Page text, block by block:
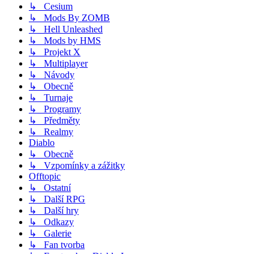
↳ Cesium
↳ Mods By ZOMB
↳ Hell Unleashed
↳ Mods by HMS
↳ Projekt X
↳ Multiplayer
↳ Návody
↳ Obecně
↳ Turnaje
↳ Programy
↳ Předměty
↳ Realmy
Diablo
↳ Obecně
↳ Vzpomínky a zážitky
Offtopic
↳ Ostatní
↳ Další RPG
↳ Další hry
↳ Odkazy
↳ Galerie
↳ Fan tvorba